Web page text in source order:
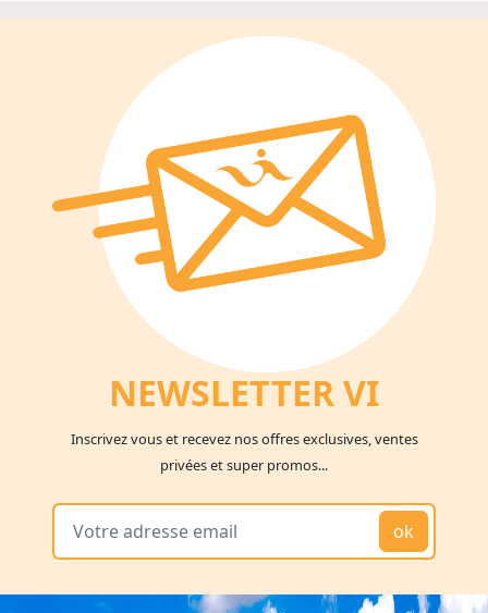
NEWSLETTER VI
Inscrivez vous et recevez nos offres exclusives, ventes
privées et super promos...
ok